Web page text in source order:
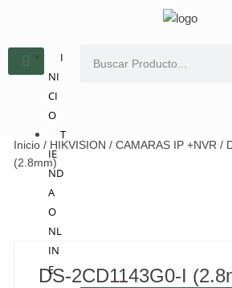
I
NI
CI
O
T
IE
ND
A
O
NL
IN
E
Inicio / HIKVISION /CAMARAS IP +NVR /
(2.8mm)
DS-2CD1143G0-I